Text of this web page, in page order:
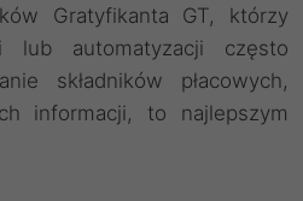
Gratyfikanta GT, którzy
lub automatyzacji często
składników płacowych,
informacji, to najlepszym